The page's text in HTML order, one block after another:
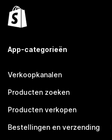
App-categorieën
Verkoopkanalen
Producten zoeken
Producten verkopen
Bestellingen en verzending